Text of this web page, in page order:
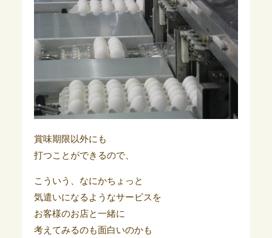
賞味期限以外にも
打つことができるので、
こういう、なにかちょっと
気遣いになるようなサービスを
お客様のお店と一緒に
考えてみるのも面白いのかも